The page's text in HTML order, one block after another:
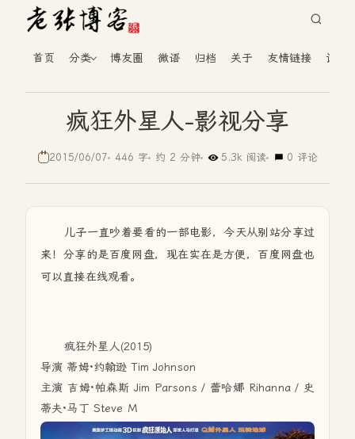
首页 分类 博友圈 微语 归档 关于 友情链接 读者
疯狂外星人-影视分享
2015/06/07 446 字 约 2 分钟 5.3k 阅读 0 评论
儿子一直吵着要看的一部电影，今天从别站分享过
来！分享的是百度网盘，现在实在是方便，百度网盘也
可以直接在线观看。
疯狂外星人(2015)
导演 蒂姆·约翰逊 Tim Johnson
主演 吉姆·帕森斯 Jim Parsons / 蕾哈娜 Rihanna / 史
蒂夫·马丁 Steve M